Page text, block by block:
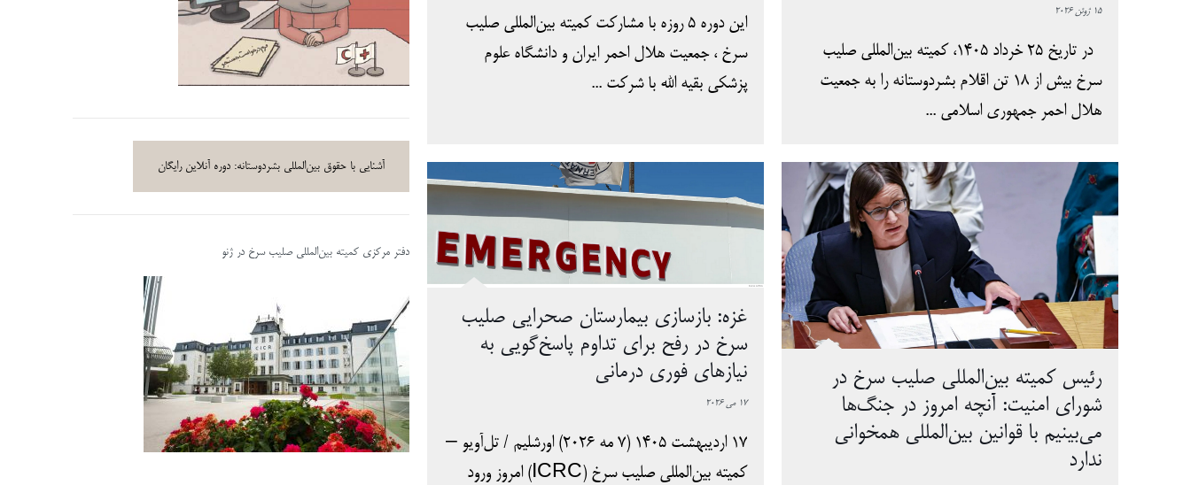
15 ژوئن 2026
در تاریخ 25 خرداد 1405، کمیته بین‌المللی صلیب
سرخ بیش از 18 تن اقلام بشردوستانه را به جمعیت
هلال احمر جمهوری اسلامی ...
این دوره 5 روزه با مشارکت کمیته بین‌المللی صلیب
سرخ ، جمعیت هلال احمر ایران و دانشگاه علوم
پزشکی بقیه الله با شرکت ...
رئیس کمیته بین‌المللی صلیب سرخ در
شورای امنیت: آنچه امروز در جنگ‌ها
می‌بینیم با قوانین بین‌المللی همخوانی
ندارد
غزه: بازسازی بیمارستان صحرایی صلیب
سرخ در رفح برای تداوم پاسخ‌گویی به
نیازهای فوری درمانی
17 می 2026
17 اردیبهشت 1405 (7 مه 2026) اورشلیم / تل‌آویو –
کمیته بین‌المللی صلیب سرخ (ICRC) امروز ورود
آشنایی با حقوق بین‌المللی بشردوستانه: دوره آنلاین رایگان
دفتر مرکزی کمیته بین‌المللی صلیب سرخ در ژنو